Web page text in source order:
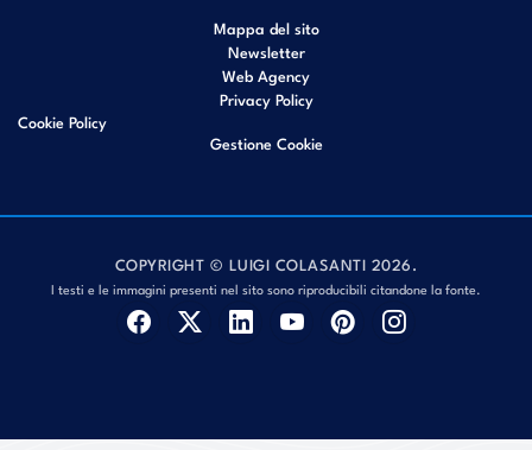
Mappa del sito
Newsletter
Web Agency
Privacy Policy
Cookie Policy
Gestione Cookie
COPYRIGHT © LUIGI COLASANTI 2026.
I testi e le immagini presenti nel sito sono riproducibili citandone la fonte.